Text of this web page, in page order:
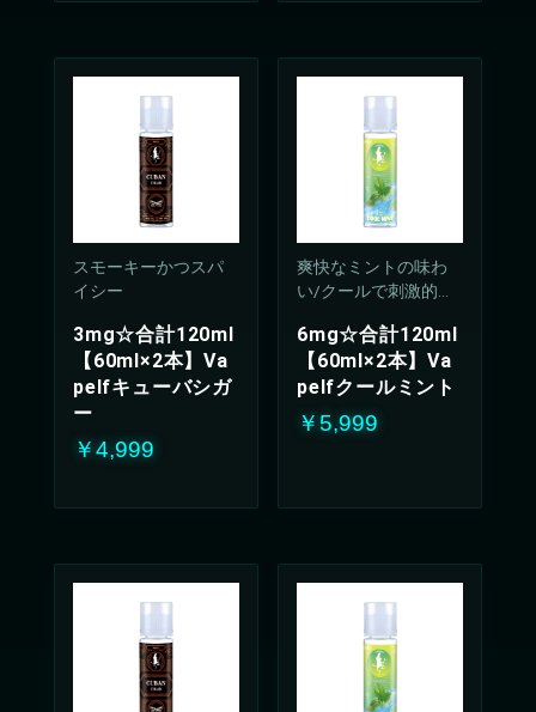
スモーキーかつスパ
イシー
3mg☆合計120ml
【60ml×2本】Va
pelfキューバシガ
ー
￥4,999
爽快なミントの味わ
い/クールで刺激的な
G%)
6mg☆合計120ml
【60ml×2本】Va
pelfクールミント
￥5,999